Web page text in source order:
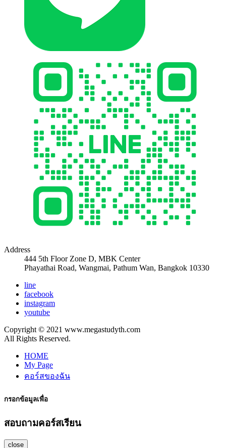
Address
444 5th Floor Zone D, MBK Center
Phayathai Road, Wangmai, Pathum Wan, Bangkok 10330
line
facebook
instagram
youtube
Copyright © 2021 www.megastudyth.com
All Rights Reserved.
HOME
My Page
คอร์สของฉัน
กรอกข้อมูลเพื่อ
สอบถามคอร์สเรียน
close